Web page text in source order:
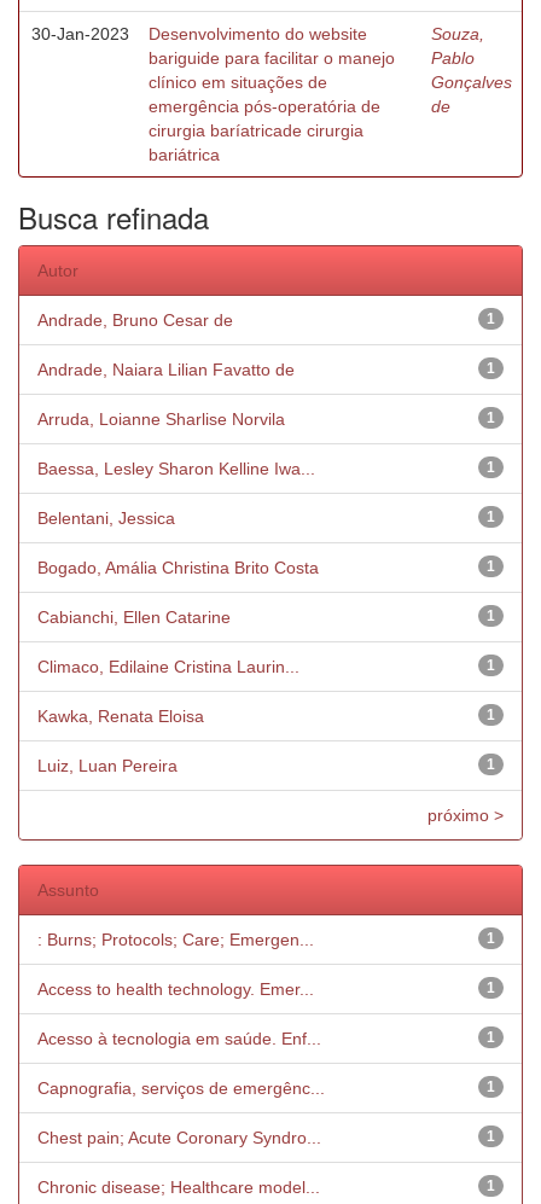
30-Jan-2023
Desenvolvimento do website
bariguide para facilitar o manejo
clínico em situações de
emergência pós-operatória de
cirurgia baríatricade cirurgia
bariátrica
Souza,
Pablo
Gonçalves
de
Busca refinada
Autor
1
Andrade, Bruno Cesar de
1
Andrade, Naiara Lilian Favatto de
1
Arruda, Loianne Sharlise Norvila
1
Baessa, Lesley Sharon Kelline Iwa...
1
Belentani, Jessica
1
Bogado, Amália Christina Brito Costa
1
Cabianchi, Ellen Catarine
1
Climaco, Edilaine Cristina Laurin...
1
Kawka, Renata Eloisa
1
Luiz, Luan Pereira
próximo >
Assunto
1
: Burns; Protocols; Care; Emergen...
1
Access to health technology. Emer...
1
Acesso à tecnologia em saúde. Enf...
1
Capnografia, serviços de emergênc...
1
Chest pain; Acute Coronary Syndro...
1
Chronic disease; Healthcare model...